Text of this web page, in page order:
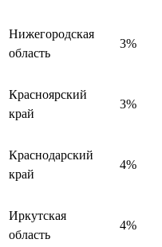
Нижегородская
область
3%
Красноярский
край
3%
Краснодарский
край
4%
Иркутская
область
4%